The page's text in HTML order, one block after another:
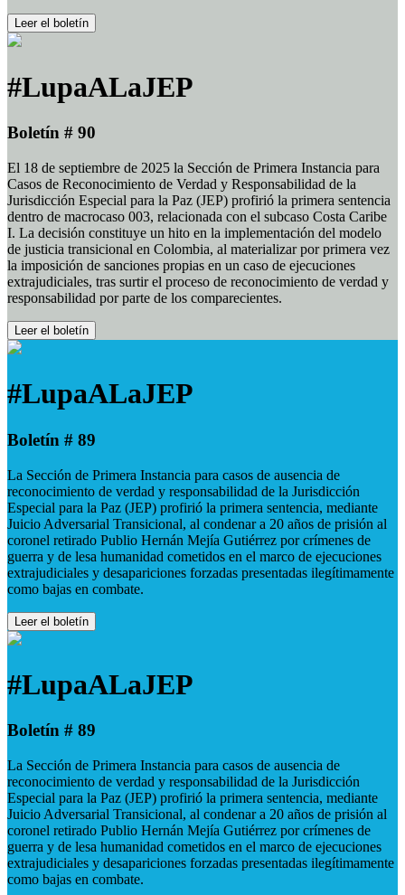
Leer el boletín
#LupaALaJEP
Boletín # 90
El 18 de septiembre de 2025 la Sección de Primera Instancia para
Casos de Reconocimiento de Verdad y Responsabilidad de la
Jurisdicción Especial para la Paz (JEP) profirió la primera sentencia
dentro de macrocaso 003, relacionada con el subcaso Costa Caribe
I. La decisión constituye un hito en la implementación del modelo
de justicia transicional en Colombia, al materializar por primera vez
la imposición de sanciones propias en un caso de ejecuciones
extrajudiciales, tras surtir el proceso de reconocimiento de verdad y
responsabilidad por parte de los comparecientes.
Leer el boletín
#LupaALaJEP
Boletín # 89
La Sección de Primera Instancia para casos de ausencia de
reconocimiento de verdad y responsabilidad de la Jurisdicción
Especial para la Paz (JEP) profirió la primera sentencia, mediante
Juicio Adversarial Transicional, al condenar a 20 años de prisión al
coronel retirado Publio Hernán Mejía Gutiérrez por crímenes de
guerra y de lesa humanidad cometidos en el marco de ejecuciones
extrajudiciales y desapariciones forzadas presentadas ilegítimamente
como bajas en combate.
Leer el boletín
#LupaALaJEP
Boletín # 89
La Sección de Primera Instancia para casos de ausencia de
reconocimiento de verdad y responsabilidad de la Jurisdicción
Especial para la Paz (JEP) profirió la primera sentencia, mediante
Juicio Adversarial Transicional, al condenar a 20 años de prisión al
coronel retirado Publio Hernán Mejía Gutiérrez por crímenes de
guerra y de lesa humanidad cometidos en el marco de ejecuciones
extrajudiciales y desapariciones forzadas presentadas ilegítimamente
como bajas en combate.